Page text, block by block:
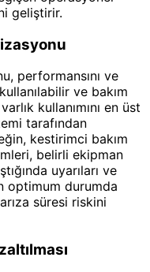
geliştirir.
performansını ve
ve bakım
kullanımını en üst
tarafından
kestirimci bakım
belirli ekipman
uyarıları ve
optimum durumda
süresi riskini